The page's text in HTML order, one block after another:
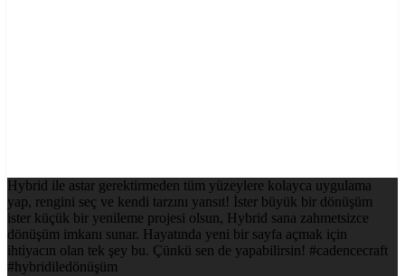
Hybrid ile astar gerektirmeden tüm yüzeylere kolayca uygulama
yap, rengini seç ve kendi tarzını yansıt! İster büyük bir dönüşüm
ister küçük bir yenileme projesi olsun, Hybrid sana zahmetsizce
dönüşüm imkanı sunar. Hayatında yeni bir sayfa açmak için
ihtiyacın olan tek şey bu. Çünkü sen de yapabilirsin! #cadencecraft
#hybridiledönüşüm